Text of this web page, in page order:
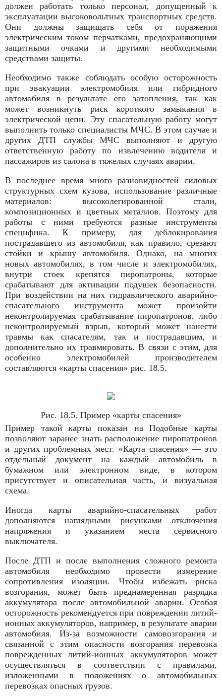
должен работать только персонал, допущенный к
эксплуатации высоковольтных транспортных средств.
Они должны защищать себя от поражения
электрическим током перчатками, предохраняющими
защитными очками и другими необходимыми
средствами защиты.
Необходимо также соблюдать особую осторожность
при эвакуации электромобиля или гибридного
автомобиля в результате его затопления, так как
может возникнуть риск короткого замыкания в
электрической цепи. Эту спасательную работу могут
выполнить только специалисты МЧС. В этом случае и
других ДТП службы МЧС выполняют и другую
ответственную работу по извлечению водителя и
пассажиров из салона в тяжелых случаях аварии.
В последнее время много разновидностей силовых
структурных схем кузова, использование различные
материалов: высоколегированной стали,
композиционных и цветных металлов. Поэтому для
работы с ними требуются разные инструменты
специфика. К примеру, для деблокирования
пострадавшего из автомобиля, как правило, срезают
стойки и крышу автомобиля. Однако, на многих
новых автомобилях, в том числе и электромобилях,
внутри стоек крепятся пиропатроны, которые
срабатывают для активации подушек безопасности.
При воздействии на них гидравлического аварийно-
спасательного инструмента может произойти
неконтролируемая срабатывание пиропатронов, либо
неконтролируемый взрыв, который может нанести
травмы как спасателям, так и пострадавшим, и
дополнительно их травмировать. В связи с этим, для
особенно электромобилей производителем
составляются «карты спасения» рис. 18.5.
Рис. 18.5. Пример «карты спасения»
Пример такой карты показан на Подобные карты
позволяют заранее знать расположение пиропатронов
и других проблемных мест. «Карта спасения» — это
отдельный документ на каждый автомобиль в
бумажном или электронном виде, в котором
присутствует и описательная часть, и визуальная
схема.
Иногда карты аварийно-спасательных работ
дополняются наглядными рисунками отключения
напряжения и указанием места сервисного
выключателя.
После ДТП и после выполнения сложного ремонта
автомобиля необходимо провести измерение
сопротивления изоляции. Чтобы избежать риска
возгорания, может быть преднамеренная разрядка
аккумулятора после автомобильной аварии. Особая
осторожность рекомендуется при повреждении литий-
ионных аккумуляторов, например, в результате аварии
автомобиля. Из-за возможности самовозгорания и
связанной с этим опасности возгорания перевозка
поврежденных литий-ионных аккумуляторов может
осуществляться в соответствии с правилами,
изложенными в положениях о автомобильных
перевозках опасных грузов.